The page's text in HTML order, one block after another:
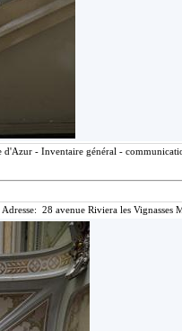
d'Azur - Inventaire général -
28 avenue Riviera les